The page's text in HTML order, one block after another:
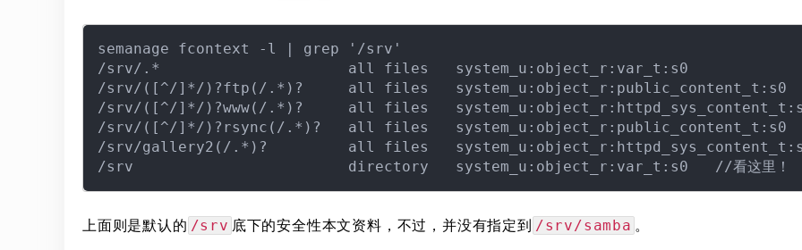
semanage fcontext -l | grep '/srv'
/srv/.*                     all files   system_u:object_r:var_t:s0
/srv/([^/]*/)?ftp(/.*)?     all files   system_u:object_r:public_content_t:s0
/srv/([^/]*/)?www(/.*)?     all files
/srv/([^/]*/)?rsync(/.*)?   all files   system_u:object_r:public_content_t:s0
/srv/gallery2(/.*)?         all files
上面则是默认的 /srv 底下的安全性本文资料，不过，并没有指定到 /srv/samba 。